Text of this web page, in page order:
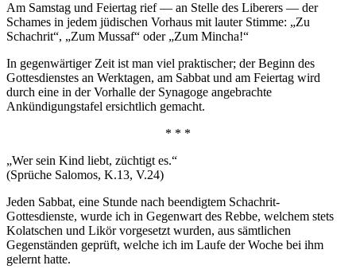
Am Samstag und Feiertag rief — an Stelle des Liberers — der
Schames in jedem jüdischen Vorhaus mit lauter Stimme: „Zu
Schachrit“, „Zum Mussaf“ oder „Zum Mincha!“
In gegenwärtiger Zeit ist man viel praktischer; der Beginn des
Gottesdienstes an Werktagen, am Sabbat und am Feiertag wird
durch eine in der Vorhalle der Synagoge angebrachte
Ankündigungstafel ersichtlich gemacht.
* * *
„Wer sein Kind liebt, züchtigt es.“
(Sprüche Salomos, K.13, V.24)
Jeden Sabbat, eine Stunde nach beendigtem Schachrit-
Gottesdienste, wurde ich in Gegenwart des Rebbe, welchem stets
Kolatschen und Likör vorgesetzt wurden, aus sämtlichen
Gegenständen geprüft, welche ich im Laufe der Woche bei ihm
gelernt hatte.